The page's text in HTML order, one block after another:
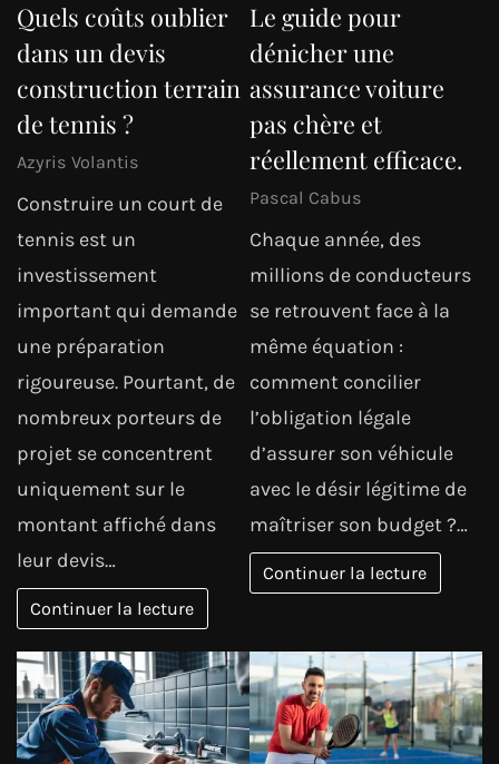
Quels coûts oublier
dans un devis
construction terrain
de tennis ?
Azyris Volantis
Construire un court de
tennis est un
investissement
important qui demande
une préparation
rigoureuse. Pourtant, de
nombreux porteurs de
projet se concentrent
uniquement sur le
montant affiché dans
leur devis…
Continuer la lecture
Le guide pour
dénicher une
assurance voiture
pas chère et
réellement efficace.
Pascal Cabus
Chaque année, des
millions de conducteurs
se retrouvent face à la
même équation :
comment concilier
l’obligation légale
d’assurer son véhicule
avec le désir légitime de
maîtriser son budget ?…
Continuer la lecture